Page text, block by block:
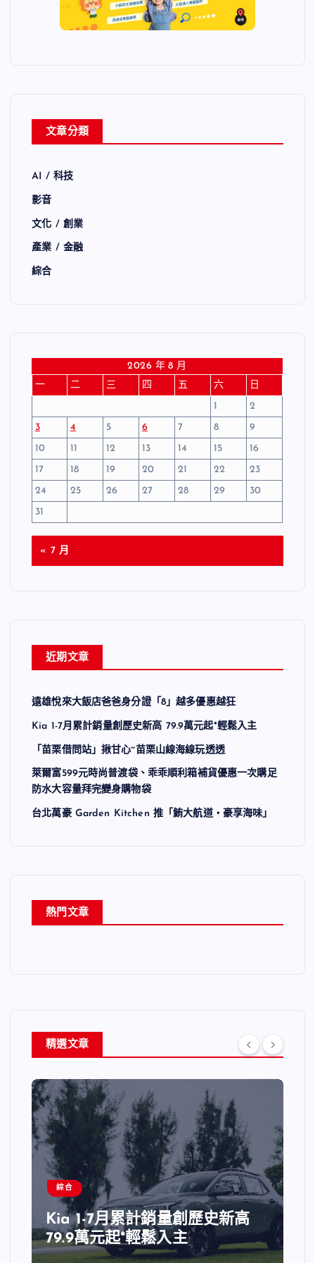
文章分類
AI / 科技
影音
文化 / 創業
產業 / 金融
綜合
2026 年 8 月
一
二 三 四 五 六
日
1
2
3
4 5 6 7 8
9
10
11 12 13 14 15
16
17
18 19 20 21 22
23
24
25 26 27 28 29
30
31
« 7 月
近期文章
遠雄悅來大飯店爸爸身分證「8」越多優惠越狂
Kia 1-7月累計銷量創歷史新高 79.9萬元起*輕鬆入主
「苗栗借問站」揪甘心~苗栗山線海線玩透透
萊爾富599元時尚普渡袋、乖乖順利箱補貨優惠一次購足
防水大容量拜完變身購物袋
台北萬豪 Garden Kitchen 推「鮪大航道・豪享海味」
熱門文章
精選文章
綜合
Kia 1-7月累計銷量創歷史新高
79.9萬元起*輕鬆入主